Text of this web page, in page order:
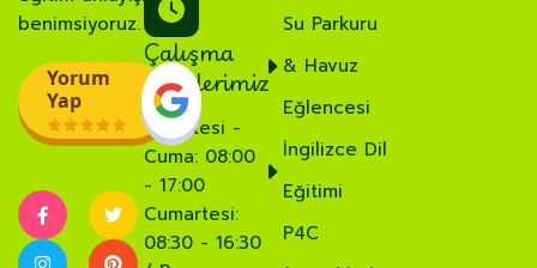
benimsiyoruz.
Yorum
Yap
Çalışma
Saatlerimiz
Pazartesi -
Cuma: 08:00
- 17:00
Cumartesi:
08:30 - 16:30
Su Parkuru
& Havuz
Eğlencesi
İngilizce Dil
Eğitimi
P4C